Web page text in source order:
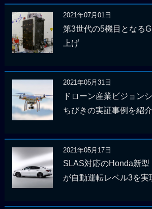
2021年07月01日
第3世代の5機目となる
上げ
2021年05月31日
ドローン産業ビジョン
ちびきの実証事例を紹介
2021年05月17日
SLAS対応のHonda新型
が自動運転レベル3を実